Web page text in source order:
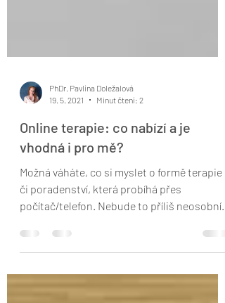
19. 5. 2021
Minut čtení: 2
Online terapie: co nabízí a je
vhodná i pro mě?
Možná váháte, co si myslet o formě terapie
či poradenství, která probíhá přes
počítač/telefon. Nebude to příliš neosobní?